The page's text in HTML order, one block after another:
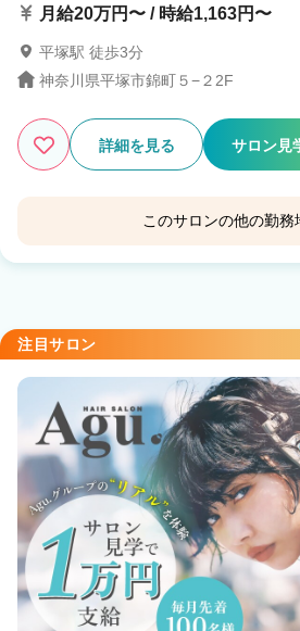
月給20万円〜 / 時給1,163円〜
平塚駅 徒歩3分
神奈川県平塚市錦町５−２2F
詳細を見る サロン見
このサロンの他の勤務
Familia by little 平塚【ファミリ
注目サロン